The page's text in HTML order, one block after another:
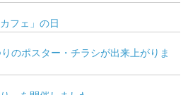
フェ」の日
のポスター・チラシが出来上がりま